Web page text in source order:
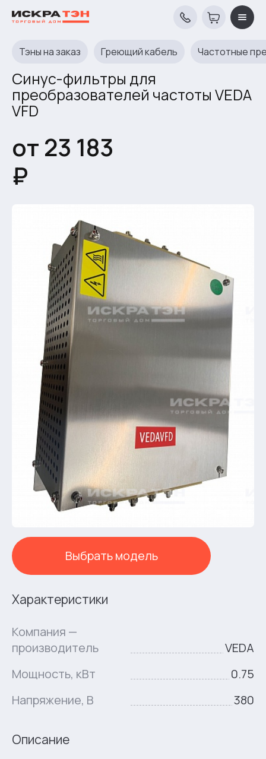
Тэны на заказ Греющий кабель Частотные
Характеристики
Компания —
производитель
VEDA
Мощность, кВт
0.75
Напряжение, В
380
Синус-фильтры для
преобразователей частоты VEDA
VFD
от 23 183
₽
Выбрать модель
Описание